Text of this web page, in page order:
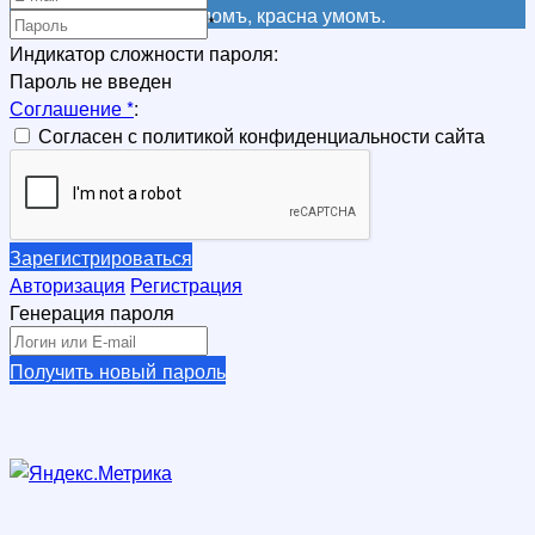
Не красна книга письмомъ, красна умомъ.
*
Индикатор сложности пароля:
Пароль не введен
Соглашение*:
Согласен с политикой конфиденциальности сайта
Зарегистрироваться
Авторизация Регистрация
Генерация пароля
Получить новый пароль